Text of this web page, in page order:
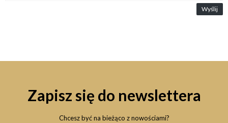
Wyślij
Zapisz się do newslettera
Chcesz być na bieżąco z nowościami?